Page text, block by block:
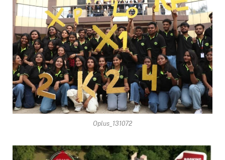
Oplus_131072